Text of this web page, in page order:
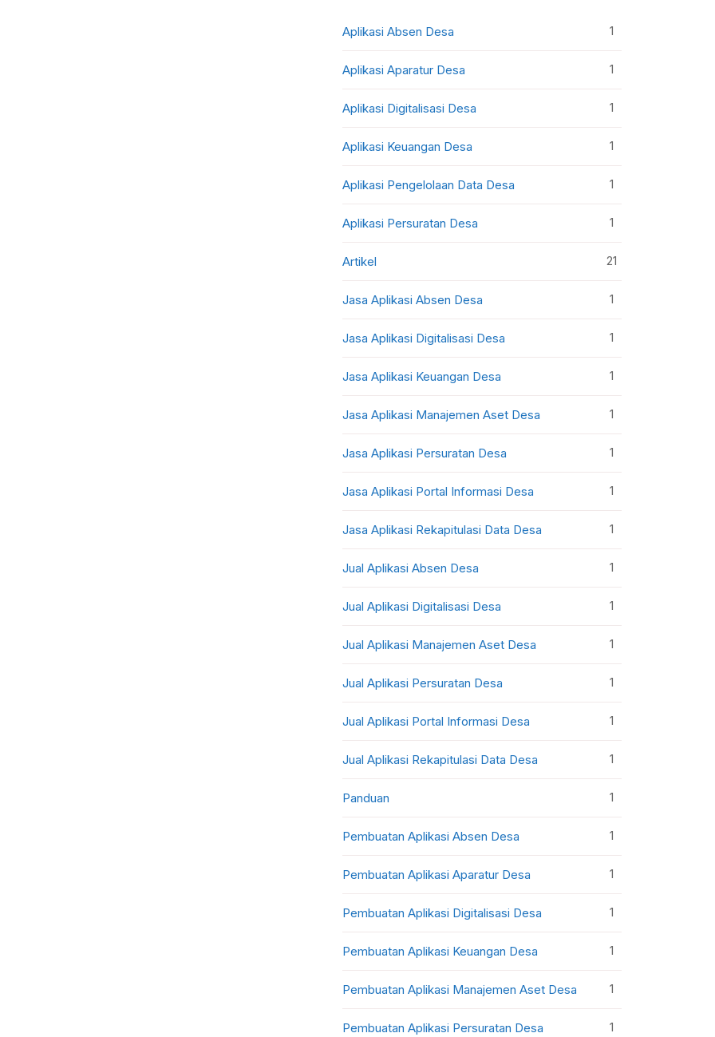
Aplikasi Absen Desa 1
Aplikasi Aparatur Desa 1
Aplikasi Digitalisasi Desa 1
Aplikasi Keuangan Desa 1
Aplikasi Pengelolaan Data Desa 1
Aplikasi Persuratan Desa 1
Artikel 21
Jasa Aplikasi Absen Desa 1
Jasa Aplikasi Digitalisasi Desa 1
Jasa Aplikasi Keuangan Desa 1
Jasa Aplikasi Manajemen Aset Desa 1
Jasa Aplikasi Persuratan Desa 1
Jasa Aplikasi Portal Informasi Desa 1
Jasa Aplikasi Rekapitulasi Data Desa 1
Jual Aplikasi Absen Desa 1
Jual Aplikasi Digitalisasi Desa 1
Jual Aplikasi Manajemen Aset Desa 1
Jual Aplikasi Persuratan Desa 1
Jual Aplikasi Portal Informasi Desa 1
Jual Aplikasi Rekapitulasi Data Desa 1
Panduan 1
Pembuatan Aplikasi Absen Desa 1
Pembuatan Aplikasi Aparatur Desa 1
Pembuatan Aplikasi Digitalisasi Desa 1
Pembuatan Aplikasi Keuangan Desa 1
Pembuatan Aplikasi Manajemen Aset Desa 1
Pembuatan Aplikasi Persuratan Desa 1